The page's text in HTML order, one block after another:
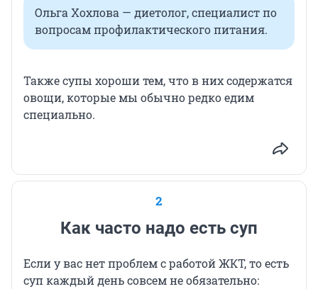
Ольга Хохлова — диетолог, специалист по
вопросам профилактического питания.
Также супы хороши тем, что в них содержатся
овощи, которые мы обычно редко едим
специально.
2
Как часто надо есть суп
Если у вас нет проблем с работой ЖКТ, то есть
суп каждый день совсем не обязательно: